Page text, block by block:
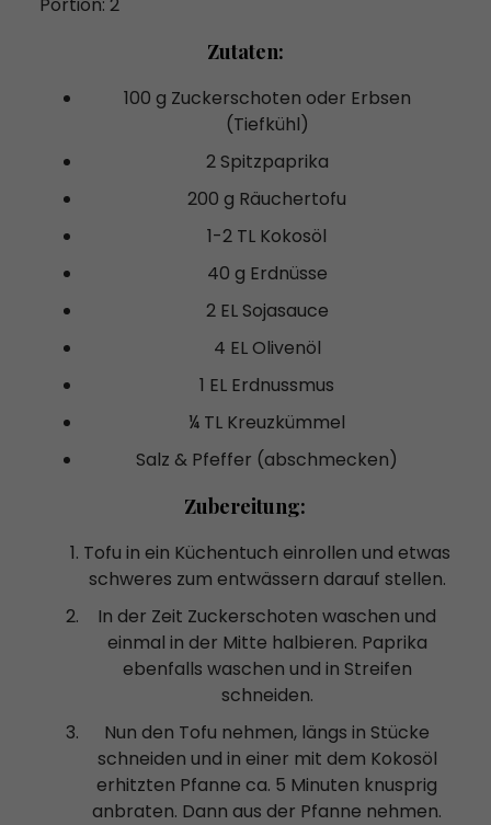
Zutaten:
100 g Zuckerschoten oder Erbsen
(Tiefkühl)
2 Spitzpaprika
200 g Räuchertofu
1-2 TL Kokosöl
40 g Erdnüsse
2 EL Sojasauce
4 EL Olivenöl
1 EL Erdnussmus
¼ TL Kreuzkümmel
Salz & Pfeffer (abschmecken)
Zubereitung:
Tofu in ein Küchentuch einrollen und etwas
schweres zum entwässern darauf stellen.
In der Zeit Zuckerschoten waschen und
einmal in der Mitte halbieren. Paprika
ebenfalls waschen und in Streifen
schneiden.
Nun den Tofu nehmen, längs in Stücke
schneiden und in einer mit dem Kokosöl
erhitzten Pfanne ca. 5 Minuten knusprig
anbraten. Dann aus der Pfanne nehmen.